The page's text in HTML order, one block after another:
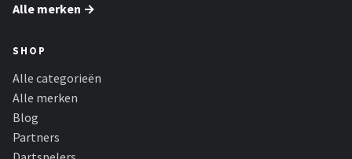
Alle merken →
SHOP
Alle categorieën
Alle merken
Blog
Partners